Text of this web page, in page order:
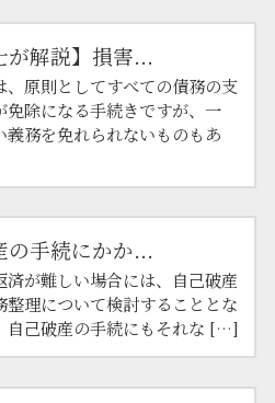
が解説】損害...
、原則としてすべての債務の支
免除になる手続きですが、一
義務を免れられないものもあ
の手続にかか...
が難しい場合には、自己破産
整理について検討することとな
自己破産の手続にもそれな […]